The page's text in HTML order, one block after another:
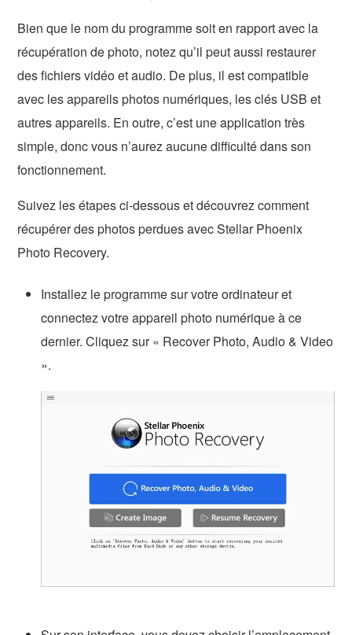
Bien que le nom du programme soit en rapport avec la
récupération de photo, notez qu’il peut aussi restaurer
des fichiers vidéo et audio. De plus, il est compatible
avec les appareils photos numériques, les clés USB et
autres appareils. En outre, c’est une application très
simple, donc vous n’aurez aucune difficulté dans son
fonctionnement.
Suivez les étapes ci-dessous et découvrez comment
récupérer des photos perdues avec Stellar Phoenix
Photo Recovery.
Installez le programme sur votre ordinateur et
connectez votre appareil photo numérique à ce
dernier. Cliquez sur « Recover Photo, Audio & Video
».